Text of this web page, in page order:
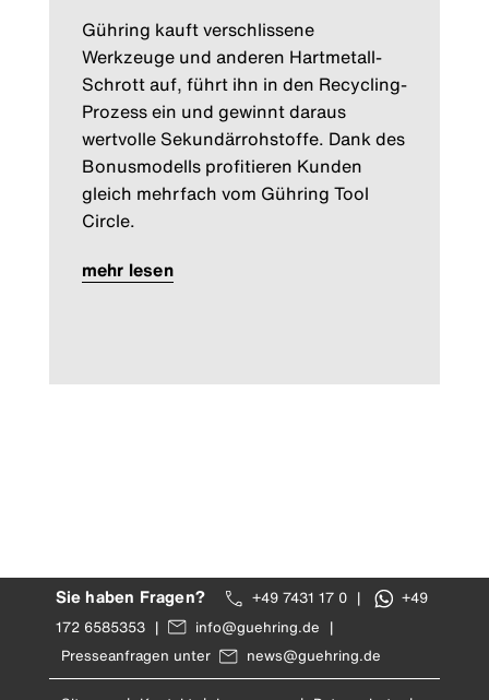
Gühring kauft verschlissene
Werkzeuge und anderen Hartmetall-
Schrott auf, führt ihn in den Recycling-
Prozess ein und gewinnt daraus
wertvolle Sekundärrohstoffe. Dank des
Bonusmodells profitieren Kunden
gleich mehrfach vom Gühring Tool
Circle.
mehr lesen
Sie haben Fragen? +49 7431 17 0 |
+49
172 6585353 | info@guehring.de |
Presseanfragen unter
news@guehring.de